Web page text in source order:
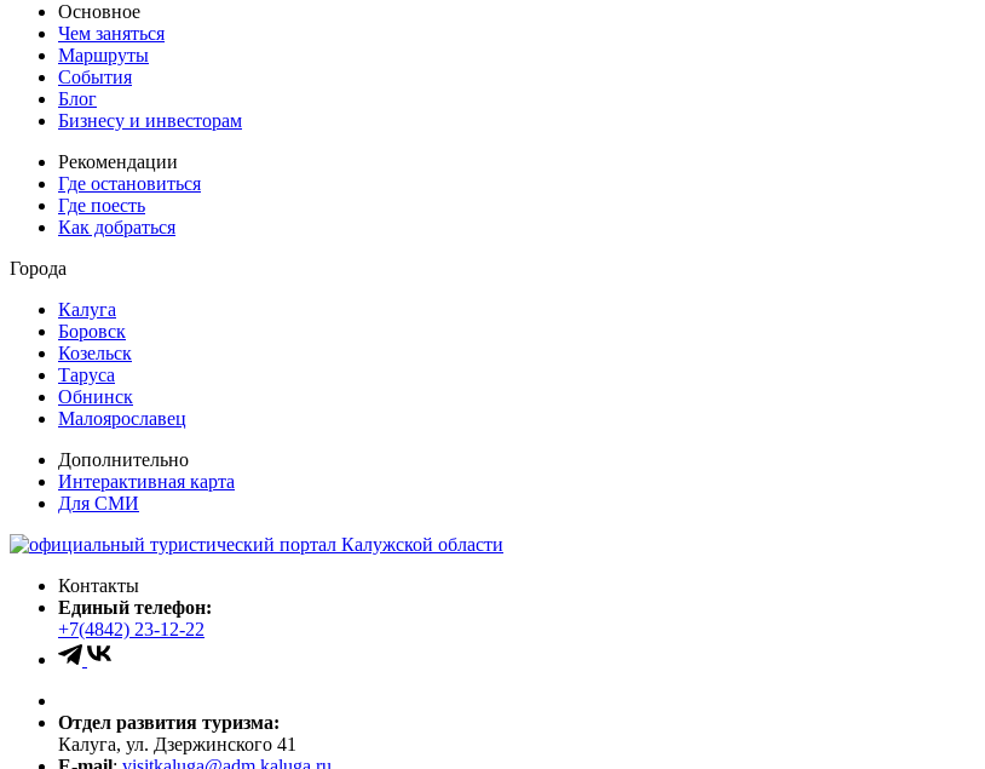
Основное
Чем заняться
Маршруты
События
Блог
Бизнесу и инвесторам
Рекомендации
Где остановиться
Где поесть
Как добраться
Города
Калуга
Боровск
Козельск
Таруса
Обнинск
Малоярославец
Дополнительно
Интерактивная карта
Для СМИ
Контакты
Единый телефон:
+7(4842) 23-12-22
Отдел развития туризма:
Калуга, ул. Дзержинского 41